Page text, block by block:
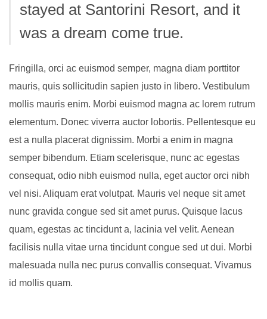
stayed at Santorini Resort, and it
was a dream come true.
Fringilla, orci ac euismod semper, magna diam porttitor
mauris, quis sollicitudin sapien justo in libero. Vestibulum
mollis mauris enim. Morbi euismod magna ac lorem rutrum
elementum. Donec viverra auctor lobortis. Pellentesque eu
est a nulla placerat dignissim. Morbi a enim in magna
semper bibendum. Etiam scelerisque, nunc ac egestas
consequat, odio nibh euismod nulla, eget auctor orci nibh
vel nisi. Aliquam erat volutpat. Mauris vel neque sit amet
nunc gravida congue sed sit amet purus. Quisque lacus
quam, egestas ac tincidunt a, lacinia vel velit. Aenean
facilisis nulla vitae urna tincidunt congue sed ut dui. Morbi
malesuada nulla nec purus convallis consequat. Vivamus
id mollis quam.